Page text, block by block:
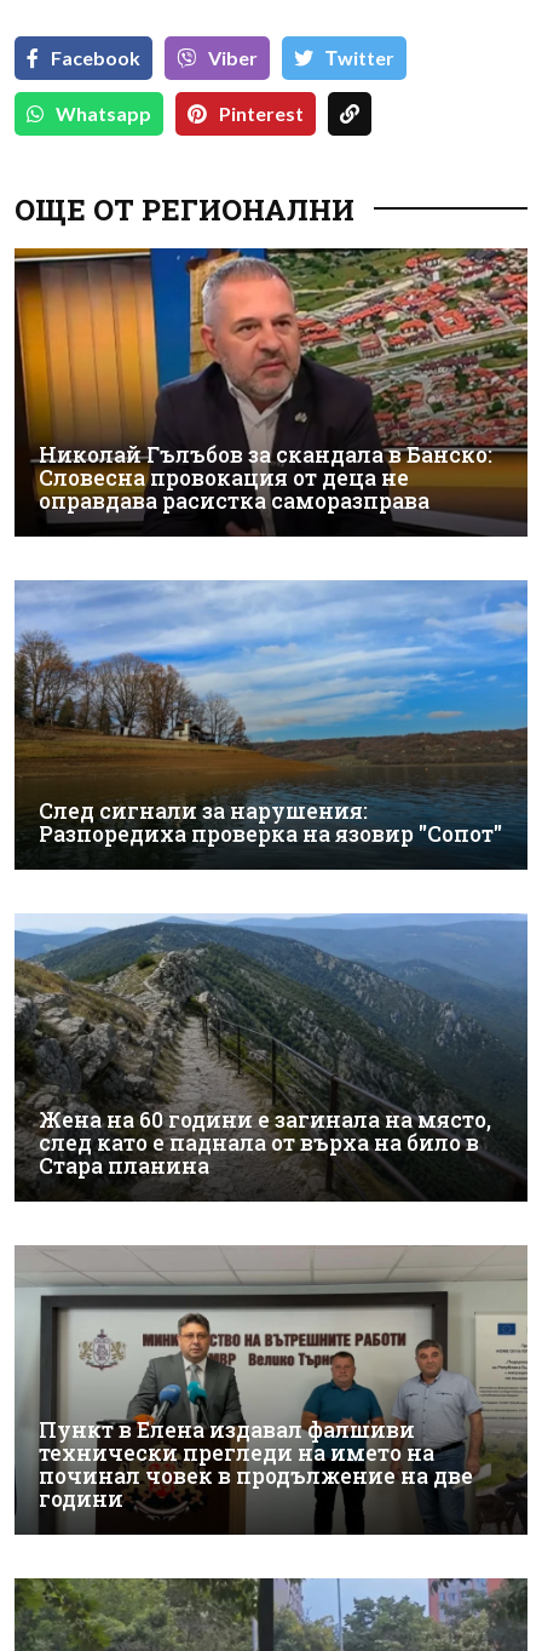
Facebook Viber Тwitter
Whatsapp Pinterest
ОЩЕ ОТ РЕГИОНАЛНИ
Николай Гълъбов за скандала в Банско:
Словесна провокация от деца не
оправдава расистка саморазправа
След сигнали за нарушения:
Разпоредиха проверка на язовир "Сопот"
Жена на 60 години е загинала на място,
след като е паднала от върха на било в
Стара планина
Пункт в Елена издавал фалшиви
технически прегледи на името на
починал човек в продължение на две
години